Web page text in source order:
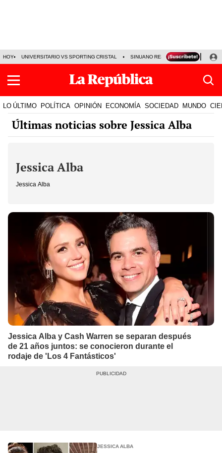
HOY UNIVERSITARIO VS SPORTING CRISTAL SINUANO RESULTADOS HOY
LO ÚLTIMO POLÍTICA OPINIÓN ECONOMÍA SOCIEDAD MUNDO
Últimas noticias sobre Jessica Alba
Jessica Alba
Jessica Alba
Jessica Alba y Cash Warren se separan después
de 21 años juntos: se conocieron durante el
rodaje de 'Los 4 Fantásticos'
JESSICA ALBA